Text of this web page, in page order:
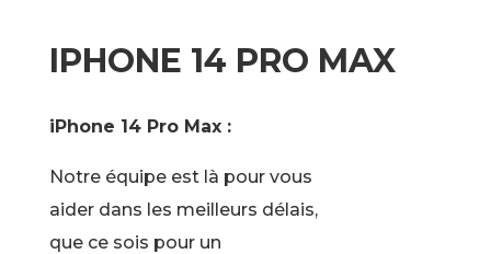
IPHONE 14 PRO MAX
iPhone 14 Pro Max :
Notre équipe est là pour vous
aider dans les meilleurs délais,
que ce sois pour un